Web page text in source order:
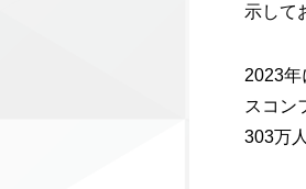
示して
2023
スコン
303万